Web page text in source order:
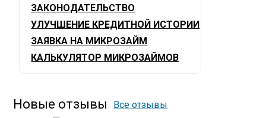
ЗАКОНОДАТЕЛЬСТВО
УЛУЧШЕНИЕ КРЕДИТНОЙ ИСТОРИИ
ЗАЯВКА НА МИКРОЗАЙМ
КАЛЬКУЛЯТОР МИКРОЗАЙМОВ
Новые отзывы Все отзывы